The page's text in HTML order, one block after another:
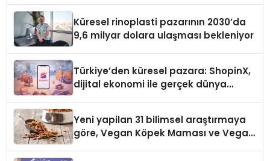
Küresel rinoplasti pazarının 2030’da
9,6 milyar dolara ulaşması bekleniyor
Türkiye’den küresel pazara: ShopinX,
dijital ekonomi ile gerçek dünya
Yeni yapilan 31 bilimsel araştırmaya
göre, Vegan Köpek Maması ve Vegan